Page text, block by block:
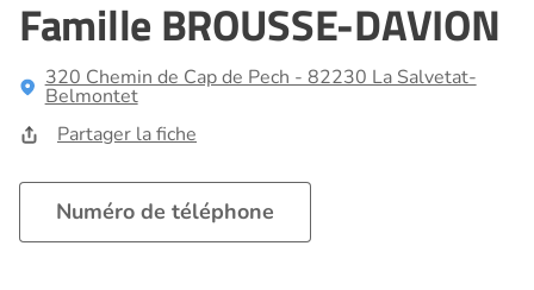
Famille BROUSSE-DAVION
320 Chemin de Cap de Pech - 82230 La Salvetat-
Belmontet
Partager la fiche
Numéro de téléphone